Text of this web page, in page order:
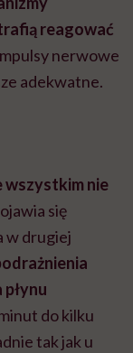
reagować
nerwowe
adekwatne.
wszystkim nie
się
w drugiej
do kilku
tak jak u